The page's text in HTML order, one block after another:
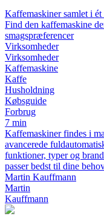
Kaffemaskiner samlet i
Find den kaffemaskine
smagspræferencer
Virksomheder
Virksomheder
Kaffemaskine
Kaffe
Husholdning
Købsguide
Forbrug
7 min
Kaffemaskiner findes i
avancerede
funktioner, typer og
passer bedst til dine
Martin Kauffmann
Martin
Kauffmann